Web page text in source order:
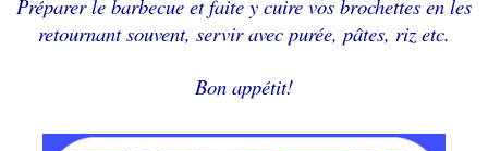
Préparer le barbecue et faite y cuire vos brochettes en les
retournantsouvent, servir avec purée, pâtes, riz etc.
Bon appétit!